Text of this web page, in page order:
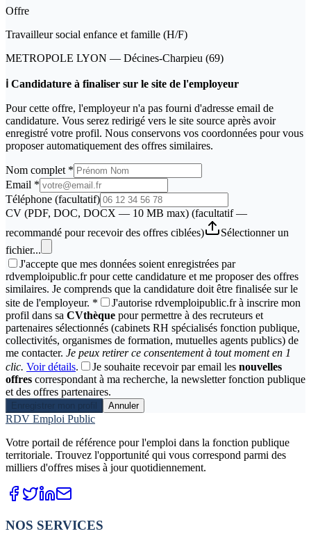
Offre
Travailleur social enfance et famille (H/F)
METROPOLE LYON — Décines-Charpieu (69)
ℹ️ Candidature à finaliser sur le site de l'employeur
Pour cette offre, l'employeur n'a pas fourni d'adresse email de
candidature. Vous serez redirigé vers le site source après avoir
enregistré votre profil. Nous conservons vos coordonnées pour vous
proposer automatiquement des offres similaires.
Nom complet *
Email *
Téléphone (facultatif)
CV (PDF, DOC, DOCX — 10 MB max) (facultatif —
recommandé pour recevoir des offres ciblées)
Sélectionner un
fichier...
J'accepte que mes données soient enregistrées par
rdvemploipublic.fr pour cette candidature et me proposer des offres
similaires. Je comprends que la candidature doit être finalisée sur le
site de l'employeur. *
J'autorise rdvemploipublic.fr à inscrire mon
profil dans sa CVthèque pour permettre à des recruteurs et
partenaires sélectionnés (cabinets RH spécialisés fonction publique,
collectivités, organismes de formation, mutuelles agents publics) de
me contacter. Je peux retirer ce consentement à tout moment en 1
clic. Voir détails. Je souhaite recevoir par email les nouvelles
offres correspondant à ma recherche, la newsletter fonction publique
et des offres partenaires.
Enregistrer mon profil Annuler
RDV Emploi Public
Votre portail de référence pour l'emploi dans la fonction publique
territoriale. Trouvez l'opportunité qui vous correspond parmi des
milliers d'offres mises à jour quotidiennement.
NOS SERVICES